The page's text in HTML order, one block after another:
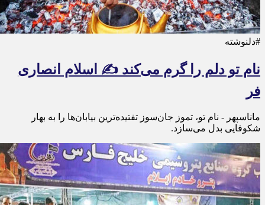
#دلنوشته
نام تو دلم را گرم می‌کند ✍️ اسلام انصاری
فر
ماناسپهر - نام تو، تموز جان‌سوز تفتیده‌ترین بیابان‌ها را به بهار
شکوفایی بدل می‌سازد.